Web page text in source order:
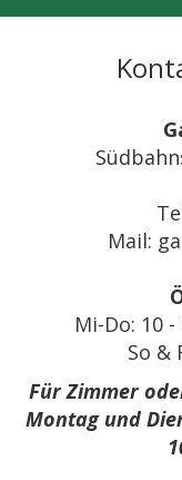
Mail:
Mi-Do: 10
So &
FürZimmer
Montag und